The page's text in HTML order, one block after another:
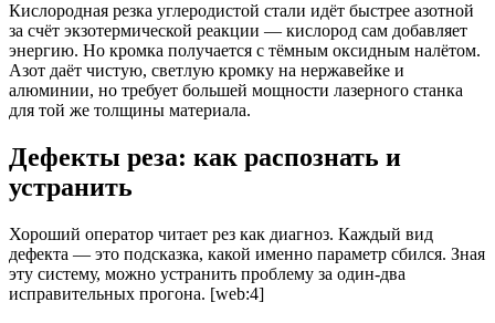
Кислородная резка углеродистой стали идёт быстрее азотной
за счёт экзотермической реакции — кислород сам добавляет
энергию. Но кромка получается с тёмным оксидным налётом.
Азот даёт чистую, светлую кромку на нержавейке и
алюминии, но требует большей мощности лазерного станка
для той же толщины материала.
Дефекты реза: как распознать и
устранить
Хороший оператор читает рез как диагноз. Каждый вид
дефекта — это подсказка, какой именно параметр сбился. Зная
эту систему, можно устранить проблему за один-два
исправительных прогона. [web:4]